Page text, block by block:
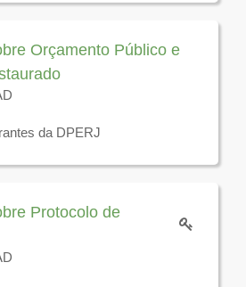
Rio de Janeiro.
até 31 de dezembro de
Orçamento Público e
da DPERJ
até 31 de dezembro de
Protocolo de